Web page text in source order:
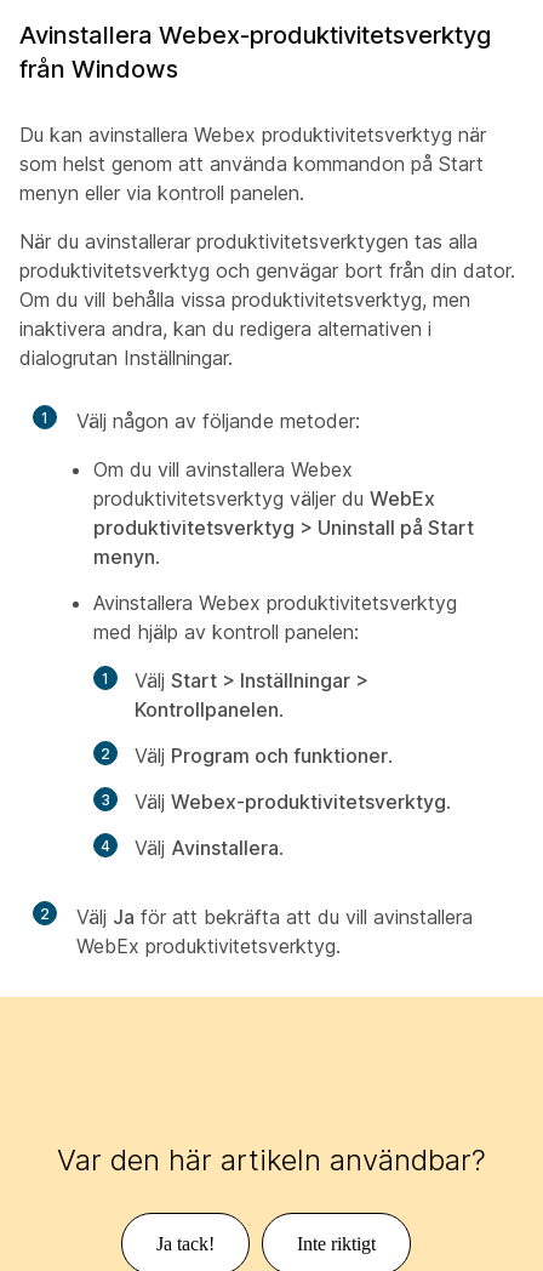
Avinstallera Webex-produktivitetsverktyg
från Windows
Du kan avinstallera Webex produktivitetsverktyg när
som helst genom att använda kommandon på Start
menyn eller via kontroll panelen.
När du avinstallerar produktivitetsverktygen tas alla
produktivitetsverktyg och genvägar bort från din dator.
Om du vill behålla vissa produktivitetsverktyg, men
inaktivera andra, kan du redigera alternativen i
dialogrutan Inställningar.
1
Välj någon av följande metoder:
Om du vill avinstallera Webex
produktivitetsverktyg väljer du WebEx
produktivitetsverktyg > Uninstall på Start
menyn.
Avinstallera Webex produktivitetsverktyg
med hjälp av kontroll panelen:
Välj Start > Inställningar >
Kontrollpanelen.
Välj Program och funktioner.
Välj Webex-produktivitetsverktyg.
Välj Avinstallera.
2 Välj Ja för att bekräfta att du vill avinstallera
WebEx produktivitetsverktyg.
Var den här artikeln användbar?
Ja tack! Inte riktigt